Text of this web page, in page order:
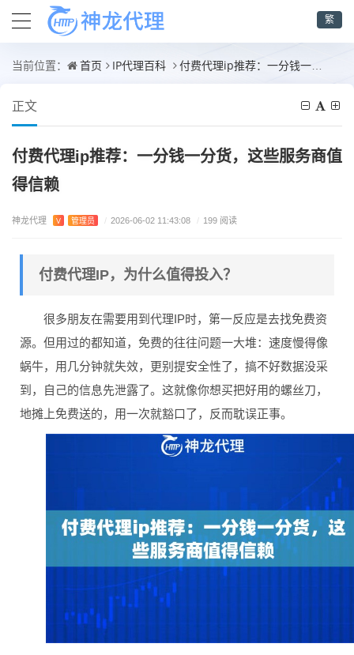
繁
当前位置： 首页 IP代理百科 付费代理ip推荐：一分钱一分货，这些服务商值得信赖
正文
付费代理ip推荐：一分钱一分货，这些服务商值
得信赖
神龙代理 V 管理员 / 2026-06-02 11:43:08 / 199 阅读
付费代理IP，为什么值得投入？
很多朋友在需要用到代理IP时，第一反应是去找免费资
源。但用过的都知道，免费的往往问题一大堆：速度慢得像
蜗牛，用几分钟就失效，更别提安全性了，搞不好数据没采
到，自己的信息先泄露了。这就像你想买把好用的螺丝刀，
地摊上免费送的，用一次就豁口了，反而耽误正事。